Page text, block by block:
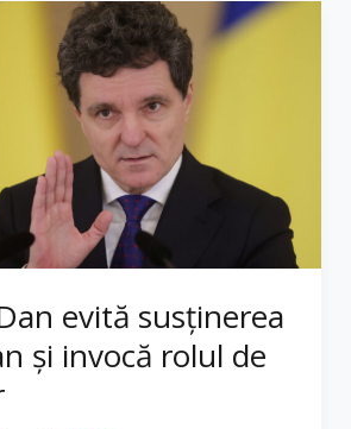
evită susținerea
și invocă rolul de